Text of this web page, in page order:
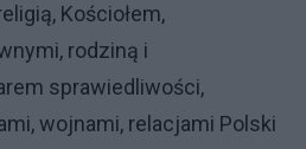
Kościołem,
rodziną i
sprawiedliwości,
wojnami, relacjami Polski